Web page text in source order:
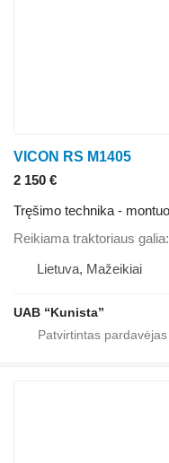
VICON RS M1405
2 150 €
Tręšimo technika -
Reikiama traktoriaus galia
Lietuva, Mažeikiai
UAB “Kunista”